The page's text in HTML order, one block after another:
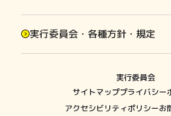
実行委員会・各種方針・規定
実行委員会
サイトマッププライバシー
アクセシビリティポリシーお